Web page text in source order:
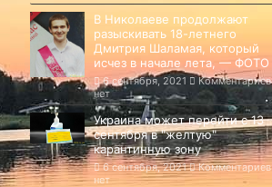
В Николаеве продолжают
разыскивать 18-летнего
Дмитрия Шаламая, который
исчез в начале лета, — ФОТО
6 сентября, 2021
Комментариев
нет
Украина может перейти с 13
сентября в "желтую"
карантинную зону
6 сентября, 2021
Комментариев
нет